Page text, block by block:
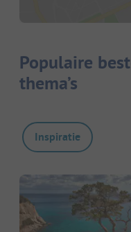
Populaire
thema’s
Inspiratie